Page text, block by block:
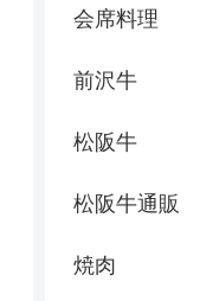
会席料理
前沢牛
松阪牛
松阪牛通販
焼肉